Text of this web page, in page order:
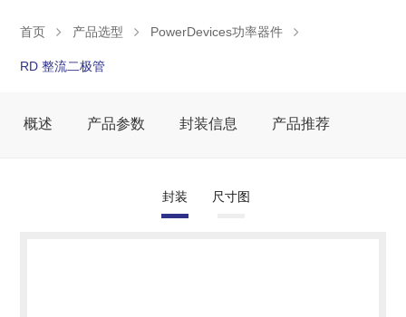
首页 产品选型 PowerDevices功率器件
RD 整流二极管
概述 产品参数 封装信息 产品推荐
封装 尺寸图